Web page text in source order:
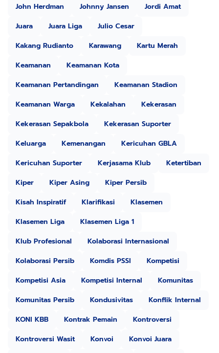
John Herdman
Johnny Jansen
Jordi Amat
Juara
Juara Liga
Julio Cesar
Kakang Rudianto
Karawang
Kartu Merah
Keamanan
Keamanan Kota
Keamanan Pertandingan
Keamanan Stadion
Keamanan Warga
Kekalahan
Kekerasan
Kekerasan Sepakbola
Kekerasan Suporter
Keluarga
Kemenangan
Kericuhan GBLA
Kericuhan Suporter
Kerjasama Klub
Ketertiban
Kiper
Kiper Asing
Kiper Persib
Kisah Inspiratif
Klarifikasi
Klasemen
Klasemen Liga
Klasemen Liga 1
Klub Profesional
Kolaborasi Internasional
Kolaborasi Persib
Komdis PSSI
Kompetisi
Kompetisi Asia
Kompetisi Internal
Komunitas
Komunitas Persib
Kondusivitas
Konflik Internal
KONI KBB
Kontrak Pemain
Kontroversi
Kontroversi Wasit
Konvoi
Konvoi Juara